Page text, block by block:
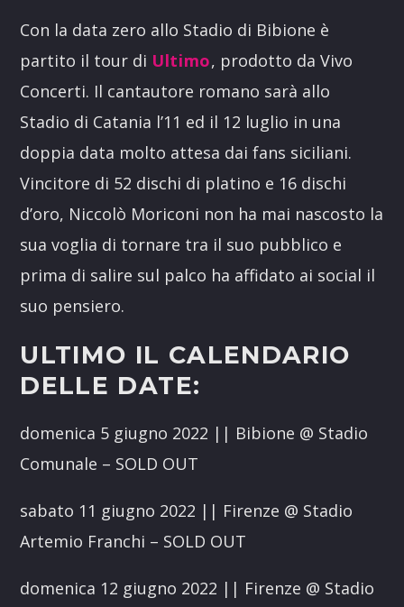
Con la data zero allo Stadio di Bibione è
partito il tour di Ultimo, prodotto da Vivo
Concerti. Il cantautore romano sarà allo
Stadio di Catania l’11 ed il 12 luglio in una
doppia data molto attesa dai fans siciliani.
Vincitore di 52 dischi di platino e 16 dischi
d’oro, Niccolò Moriconi non ha mai nascosto la
sua voglia di tornare tra il suo pubblico e
prima di salire sul palco ha affidato ai social il
suo pensiero.
ULTIMO IL CALENDARIO
DELLE DATE:
domenica 5 giugno 2022 || Bibione @ Stadio
Comunale – SOLD OUT
sabato 11 giugno 2022 || Firenze @ Stadio
Artemio Franchi – SOLD OUT
domenica 12 giugno 2022 || Firenze @ Stadio